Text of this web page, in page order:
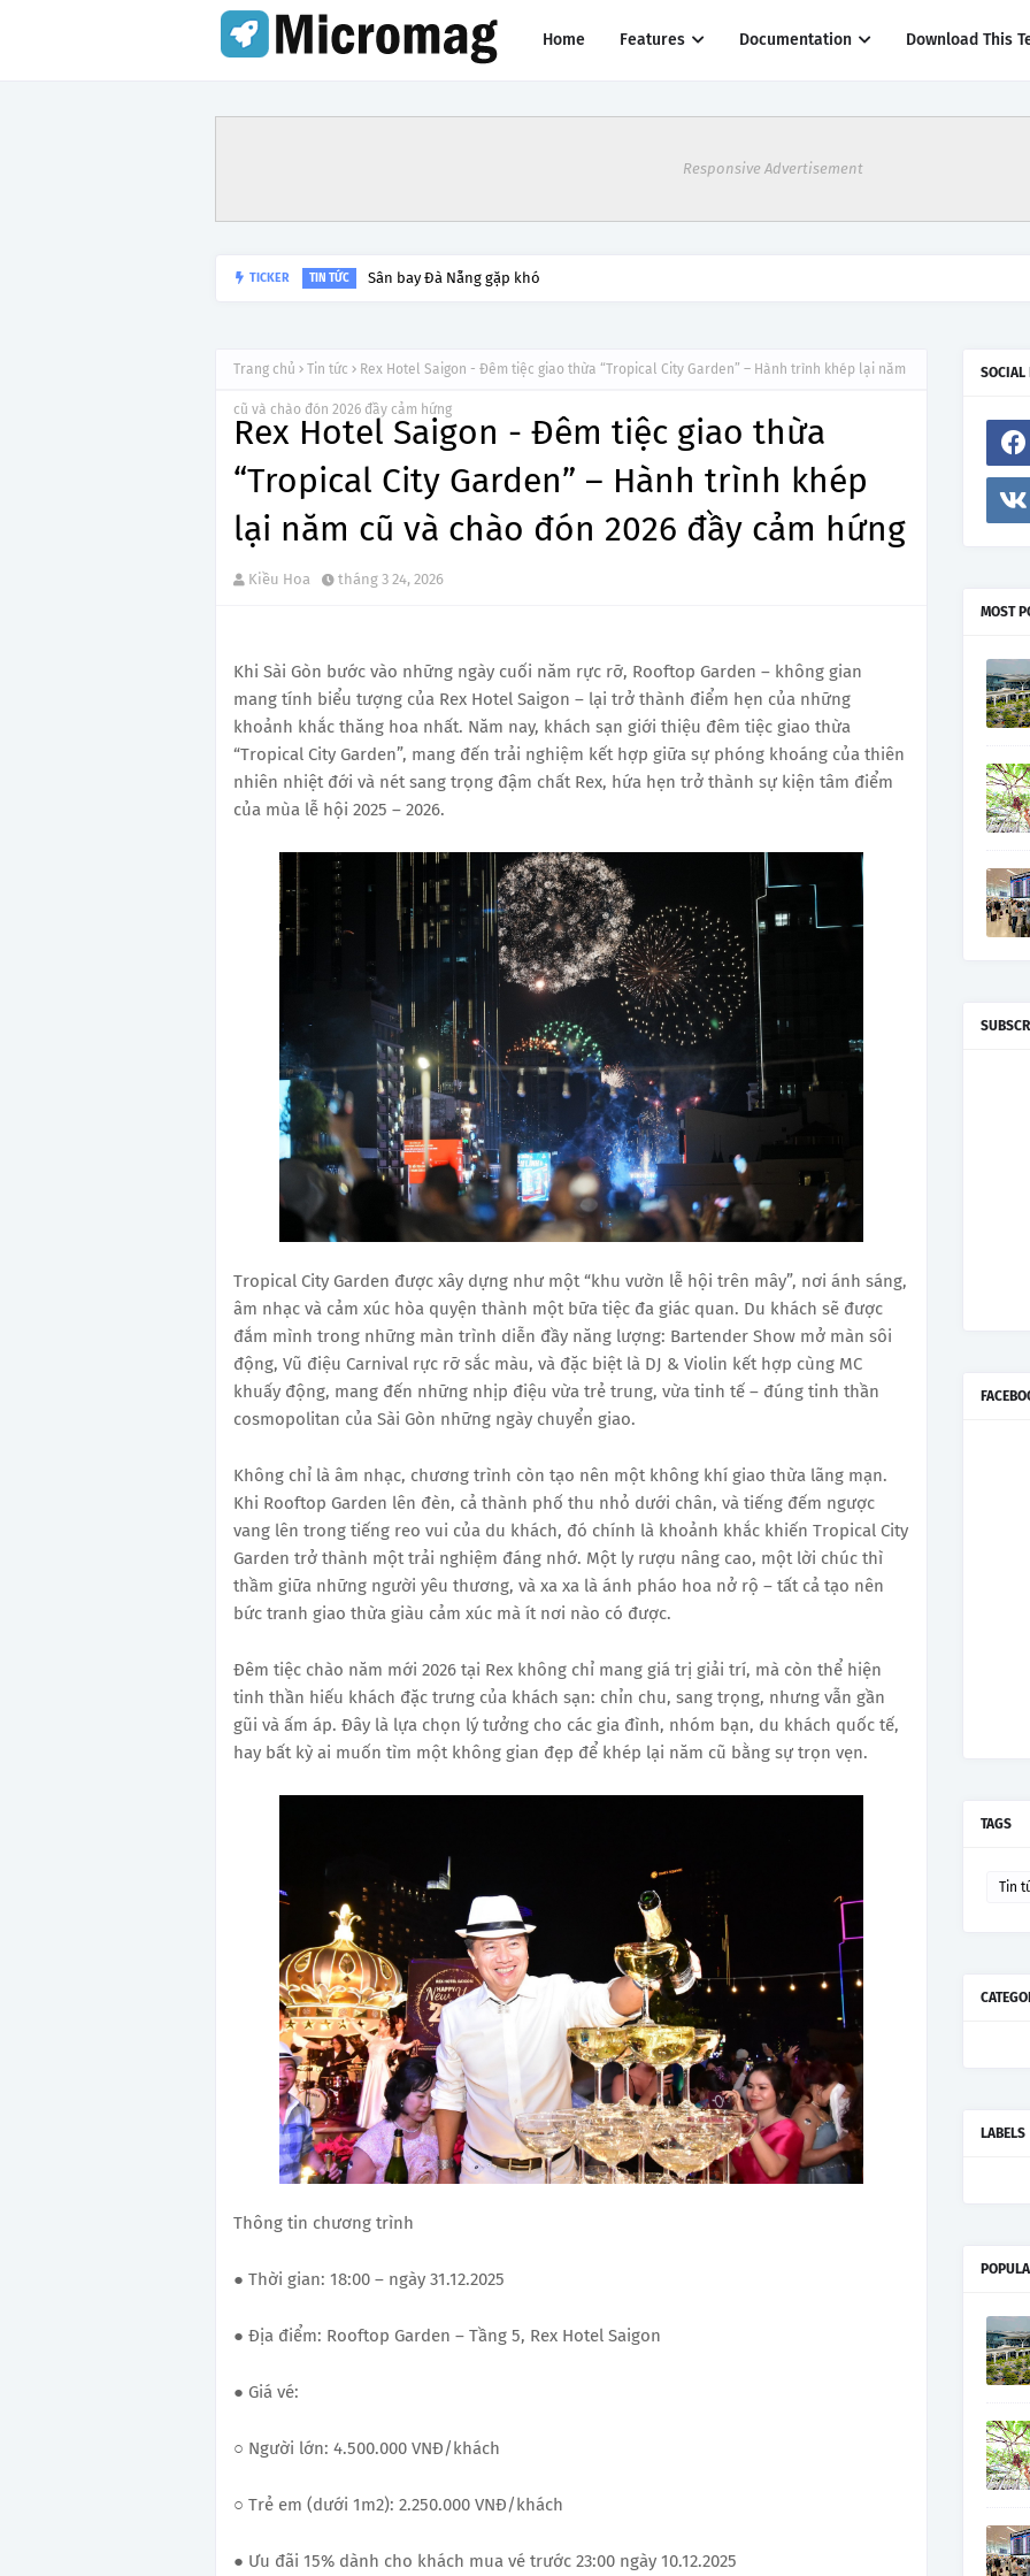
Home Features Documentation Download This
Responsive Advertisement
TICKER TIN TỨC Lý do tạm dừng khai thác một số đường bay từ 1/4
Trang chủ Tin tức Rex Hotel Saigon - Đêm tiệc giao thừa “Tropical City Garden” – Hành trình khép lại năm
cũ và chào đón 2026 đầy cảm hứng
Rex Hotel Saigon - Đêm tiệc giao thừa
“Tropical City Garden” – Hành trình khép
lại năm cũ và chào đón 2026 đầy cảm hứng
Kiều Hoa tháng 3 24, 2026
Khi Sài Gòn bước vào những ngày cuối năm rực rỡ, Rooftop Garden – không gian
mang tính biểu tượng của Rex Hotel Saigon – lại trở thành điểm hẹn của những
khoảnh khắc thăng hoa nhất. Năm nay, khách sạn giới thiệu đêm tiệc giao thừa
“Tropical City Garden”, mang đến trải nghiệm kết hợp giữa sự phóng khoáng của thiên
nhiên nhiệt đới và nét sang trọng đậm chất Rex, hứa hẹn trở thành sự kiện tâm điểm
của mùa lễ hội 2025 – 2026.
Tropical City Garden được xây dựng như một “khu vườn lễ hội trên mây”, nơi ánh sáng,
âm nhạc và cảm xúc hòa quyện thành một bữa tiệc đa giác quan. Du khách sẽ được
đắm mình trong những màn trình diễn đầy năng lượng: Bartender Show mở màn sôi
động, Vũ điệu Carnival rực rỡ sắc màu, và đặc biệt là DJ & Violin kết hợp cùng MC
khuấy động, mang đến những nhịp điệu vừa trẻ trung, vừa tinh tế – đúng tinh thần
cosmopolitan của Sài Gòn những ngày chuyển giao.
Không chỉ là âm nhạc, chương trình còn tạo nên một không khí giao thừa lãng mạn.
Khi Rooftop Garden lên đèn, cả thành phố thu nhỏ dưới chân, và tiếng đếm ngược
vang lên trong tiếng reo vui của du khách, đó chính là khoảnh khắc khiến Tropical City
Garden trở thành một trải nghiệm đáng nhớ. Một ly rượu nâng cao, một lời chúc thì
thầm giữa những người yêu thương, và xa xa là ánh pháo hoa nở rộ – tất cả tạo nên
bức tranh giao thừa giàu cảm xúc mà ít nơi nào có được.
Đêm tiệc chào năm mới 2026 tại Rex không chỉ mang giá trị giải trí, mà còn thể hiện
tinh thần hiếu khách đặc trưng của khách sạn: chỉn chu, sang trọng, nhưng vẫn gần
gũi và ấm áp. Đây là lựa chọn lý tưởng cho các gia đình, nhóm bạn, du khách quốc tế,
hay bất kỳ ai muốn tìm một không gian đẹp để khép lại năm cũ bằng sự trọn vẹn.
Thông tin chương trình
● Thời gian: 18:00 – ngày 31.12.2025
● Địa điểm: Rooftop Garden – Tầng 5, Rex Hotel Saigon
● Giá vé:
○ Người lớn: 4.500.000 VNĐ/khách
○ Trẻ em (dưới 1m2): 2.250.000 VNĐ/khách
● Ưu đãi 15% dành cho khách mua vé trước 23:00 ngày 10.12.2025
SOCIAL
MOST
TAGS
Tin
LABELS